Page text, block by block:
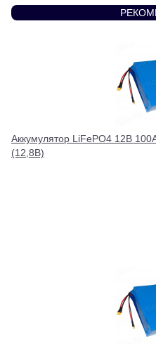
Аккумулятор LiFePO4 12В
(12,8В)